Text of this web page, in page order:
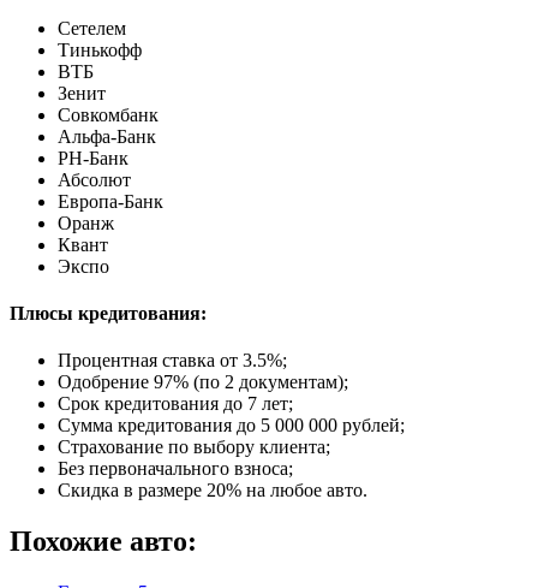
Сетелем
Тинькофф
ВТБ
Зенит
Совкомбанк
Альфа-Банк
РН-Банк
Абсолют
Европа-Банк
Оранж
Квант
Экспо
Плюсы кредитования:
Процентная ставка от 3.5%;
Одобрение 97% (по 2 документам);
Срок кредитования до 7 лет;
Сумма кредитования до 5 000 000 рублей;
Страхование по выбору клиента;
Без первоначального взноса;
Скидка в размере 20% на любое авто.
Похожие авто: